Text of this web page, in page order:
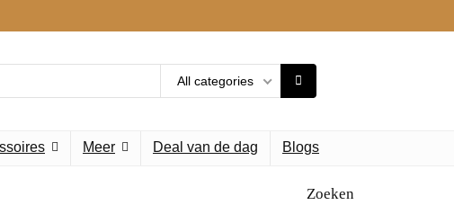
All categories
Meer Deal van de dag Blogs
Zoeken